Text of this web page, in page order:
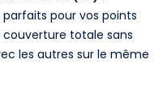
pour vos points
totale sans
les autres sur le même